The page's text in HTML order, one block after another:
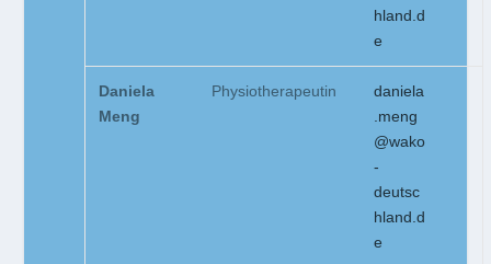
hland.d
e
Daniela
Meng
Physiotherapeutin
daniela
.meng
@wako
-
deutsc
hland.d
e